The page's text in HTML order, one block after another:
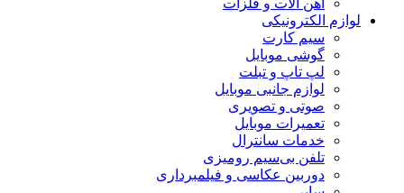
آهن آلات و فلزات
لوازم الکترونیکی
سیم کارت
گوشی موبایل
لپ تاپ و تبلت
لوازم جانبی موبایل
صوتی و تصویری
تعمیرات موبایل
خدمات سانترال
تلفن بی‌سیم رومیزی
دوربین عکاسی و فیلمبرداری